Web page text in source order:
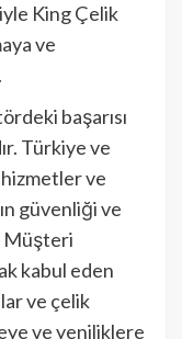
King Çelik
ve
başarısı
Türkiye ve
ve
güvenliği ve
Müşteri
kabul eden
ve çelik
ve yeniliklere